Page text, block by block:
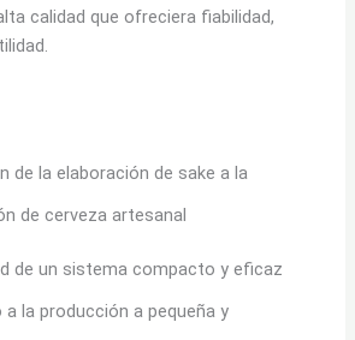
calidad que ofreciera fiabilidad,
de la elaboración de sake a la
de cerveza artesanal
de un sistema compacto y eficaz
a la producción a pequeña y